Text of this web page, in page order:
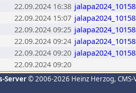
22.09.2024 16:38
22.09.2024 15:07
22.09.2024 09:25
22.09.2024 09:24
22.09.2024 09:20
22.09.2024 09:20
Server© 2006-2026 Heinz Herzog,